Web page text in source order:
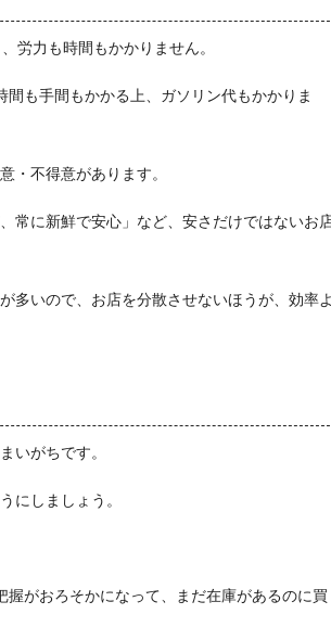
、労力も時間もかかりません。
も手間もかかる上、ガソリン代もかかりま
・不得意があります。
常に新鮮で安心」など、安さだけではないお
多いので、お店を分散させないほうが、効率よ
いがちです。
にしましょう。
がおろそかになって、まだ在庫があるのに買